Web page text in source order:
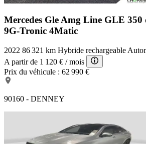
Mercedes Gle Amg Line GLE 350
9G-Tronic 4Matic
2022 86 321 km Hybride rechargeable
A partir de 1 120 € / mois
Prix du véhicule : 62 990 €
90160 - DENNEY